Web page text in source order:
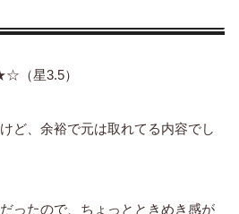
（星3.5）
ど、余裕で元は取れてる内容でし
ったので、ちょっとときめき感が